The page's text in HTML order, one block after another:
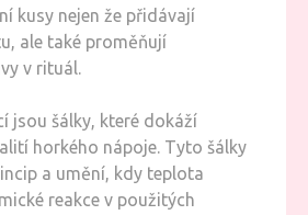
kusy nejen že přidávají
ale také proměňují
v rituál.
jsou šálky, které dokáží
horkého nápoje. Tyto šálky
a umění, kdy teplota
reakce v použitých